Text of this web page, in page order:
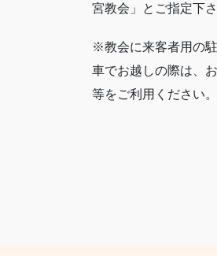
宮教会」とご指定下さ
※教会に来客者用の
車でお越しの際は、
等をご利用ください。